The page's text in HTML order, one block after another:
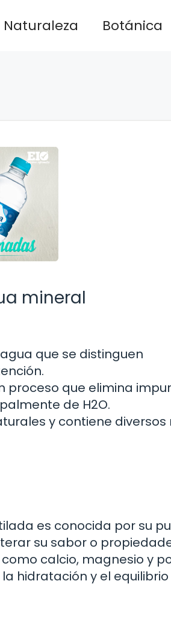
Naturaleza Botánica
mineral
que se distinguen
proceso que elimina
de H2O.
y contiene diversos
es conocida por su
su sabor o
calcio, magnesio y
hidratación y el